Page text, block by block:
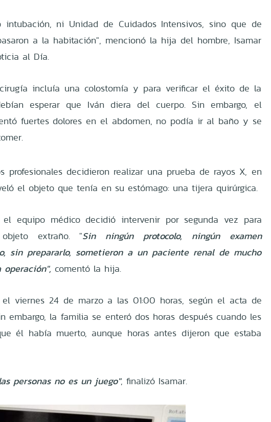
intubación, ni Unidad de Cuidados Intensivos, sino que de
a la habitación", mencionó la hija del hombre, Isamar
al Día.
incluía una colostomía y para verificar el éxito de la
esperar que Iván diera del cuerpo. Sin embargo, el
fuertes dolores en el abdomen, no podía ir al baño y se
profesionales decidieron realizar una prueba de rayos X, en
el objeto que tenía en su estómago: una tijera quirúrgica.
equipo médico decidió intervenir por segunda vez para
extraño. "Sin ningún protocolo, ningún examen
sin prepararlo, sometieron a un paciente renal de mucho
comentó la hija.
viernes 24 de marzo a las 01:00 horas, según el acta de
embargo, la familia se enteró dos horas después cuando les
él había muerto, aunque horas antes dijeron que estaba
personas no es un juego", finalizó Isamar.